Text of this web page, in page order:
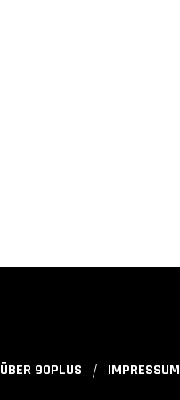
ÜBER 90PLUS IMPRESSUM